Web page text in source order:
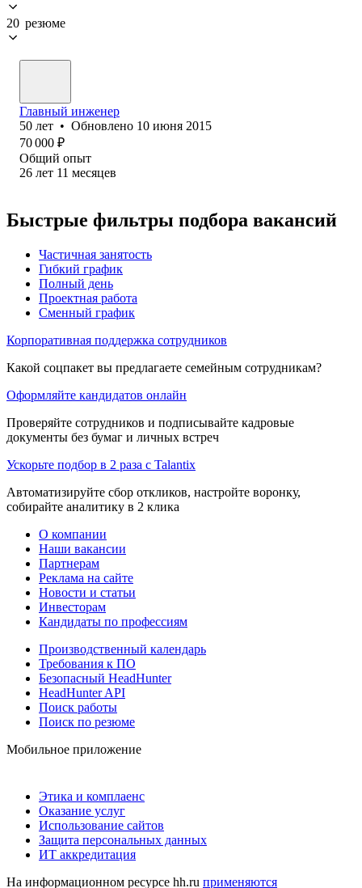
20 резюме
Главный инженер
50 лет • Обновлено 10 июня 2015
70 000 ₽
Общий опыт
26 лет 11 месяцев
Быстрые фильтры подбора вакансий
Частичная занятость
Гибкий график
Полный день
Проектная работа
Сменный график
Корпоративная поддержка сотрудников
Какой соцпакет вы предлагаете семейным сотрудникам?
Оформляйте кандидатов онлайн
Проверяйте сотрудников и подписывайте кадровые
документы без бумаг и личных встреч
Ускорьте подбор в 2 раза с Talantix
Автоматизируйте сбор откликов, настройте воронку,
собирайте аналитику в 2 клика
О компании
Наши вакансии
Партнерам
Реклама на сайте
Новости и статьи
Инвесторам
Кандидаты по профессиям
Производственный календарь
Требования к ПО
Безопасный HeadHunter
HeadHunter API
Поиск работы
Поиск по резюме
Мобильное приложение
Этика и комплаенс
Оказание услуг
Использование сайтов
Защита персональных данных
ИТ аккредитация
На информационном ресурсе hh.ru применяются